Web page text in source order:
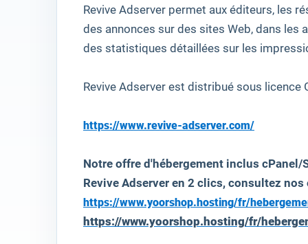
Revive Adserver permet aux éditeurs, les
des annonces sur des sites Web, dans les
des statistiques détaillées sur les
Revive Adserver est distribué sous licence
https://www.revive-adserver.com/
Notre offre d'hébergement inclus
Revive Adserver en 2 clics, consultez
https://www.yoorshop.hosting/fr/
https://www.yoorshop.hosting/fr/